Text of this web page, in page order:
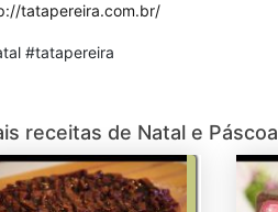
tatapereira.com.br/
#tatapereira
receitas de Natal e Páscoa